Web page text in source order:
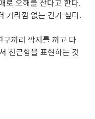
로 오해를 산다고 한다.
거리낌 없는 건가 싶다.
끼리 깍지를 끼고 다
친근함을 표현하는 것